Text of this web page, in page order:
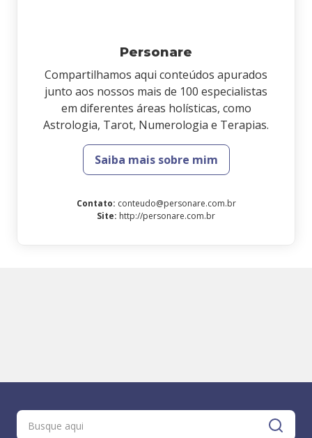
Personare
Compartilhamos aqui conteúdos apurados
junto aos nossos mais de 100 especialistas
em diferentes áreas holísticas, como
Astrologia, Tarot, Numerologia e Terapias.
Saiba mais sobre mim
Contato: conteudo@personare.com.br
Site: http://personare.com.br